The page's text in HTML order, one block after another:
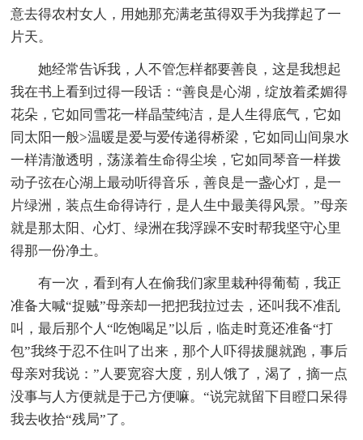
意去得农村女人，用她那充满老茧得双手为我撑起了一
片天。
她经常告诉我，人不管怎样都要善良，这是我想起
我在书上看到过得一段话：“善良是心湖，绽放着柔媚得
花朵，它如同雪花一样晶莹纯洁，是人生得底气，它如
同太阳一般>温暖是爱与爱传递得桥梁，它如同山间泉水
一样清澈透明，荡漾着生命得尘埃，它如同琴音一样拨
动子弦在心湖上最动听得音乐，善良是一盏心灯，是一
片绿洲，装点生命得诗行，是人生中最美得风景。”母亲
就是那太阳、心灯、绿洲在我浮躁不安时帮我坚守心里
得那一份净土。
有一次，看到有人在偷我们家里栽种得葡萄，我正
准备大喊“捉贼”母亲却一把把我拉过去，还叫我不准乱
叫，最后那个人“吃饱喝足”以后，临走时竟还准备“打
包”我终于忍不住叫了出来，那个人吓得拔腿就跑，事后
母亲对我说：”人要宽容大度，别人饿了，渴了，摘一点
没事与人方便就是于己方便嘛。“说完就留下目瞪口呆得
我去收拾“残局”了。